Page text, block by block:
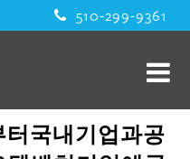
510-299-9361
국내기업과공